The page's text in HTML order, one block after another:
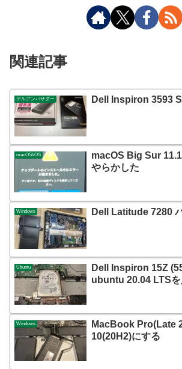
関連記事
デルアンバサダー Dell Inspiron 3593
macOS/iOS
macOS Big Sur
やらかした
Windows Dell Latitude 7280
Ubuntu
Dell Inspiron 15Z
ubuntu 20.04 LTSを
Windows
MacBook Pro(Late
10(20H2)にする